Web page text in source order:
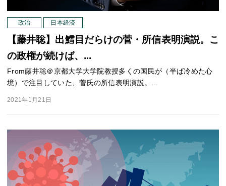
政治 日本経済
【藤井聡】出鱈目だらけの菅・所信表明演説。こ
の政権が続けば、...
From藤井聡＠京都大学大学院教授多くの国民が（半ば冷めた心
境）で注目していた、菅氏の所信表明演説。...
2021年1月21日